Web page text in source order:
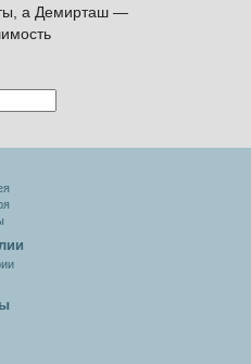
а Демирташ —